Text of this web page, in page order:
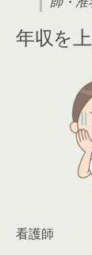
年収を
看護師